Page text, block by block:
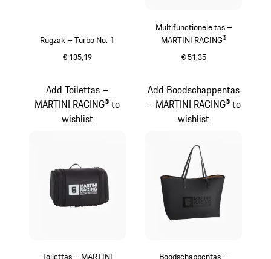
Rugzak – Turbo No. 1
€ 135,19
Multifunctionele tas –
MARTINI RACING®
€ 51,35
Add Toilettas –
MARTINI RACING® to
wishlist
Add Boodschappentas
– MARTINI RACING® to
wishlist